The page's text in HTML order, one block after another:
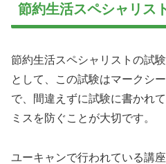
節約生活スペシャリス
節約生活スペシャリストの試
として、この試験はマークシ
で、間違えずに試験に書かれ
ミスを防ぐことが大切です。
ユーキャンで行われている講